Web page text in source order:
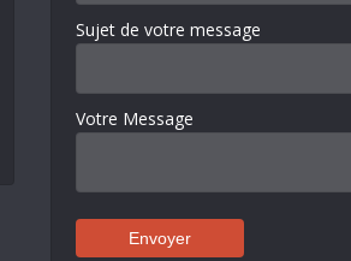
Sujet de votre message
Votre Message